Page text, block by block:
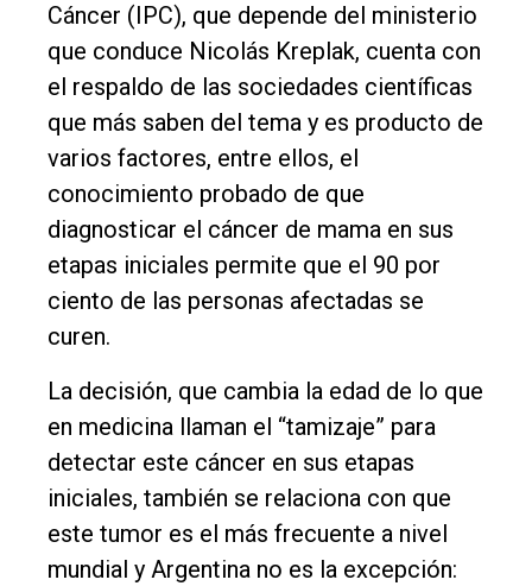
Cáncer (IPC), que depende del ministerio
que conduce Nicolás Kreplak, cuenta con
el respaldo de las sociedades científicas
que más saben del tema y es producto de
varios factores, entre ellos, el
conocimiento probado de que
diagnosticar el cáncer de mama en sus
etapas iniciales permite que el 90 por
ciento de las personas afectadas se
curen.
La decisión, que cambia la edad de lo que
en medicina llaman el “tamizaje” para
detectar este cáncer en sus etapas
iniciales, también se relaciona con que
este tumor es el más frecuente a nivel
mundial y Argentina no es la excepción: